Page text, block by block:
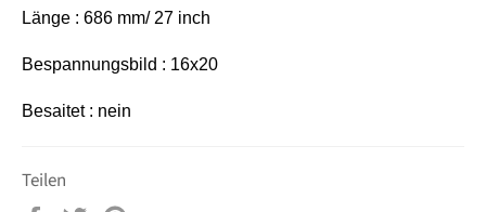
Länge : 686 mm/ 27 inch
Bespannungsbild : 16x20
Besaitet : nein
Teilen